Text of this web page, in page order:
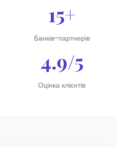
15+
Банків-партнерів
4.9/5
Оцінка клієнтів